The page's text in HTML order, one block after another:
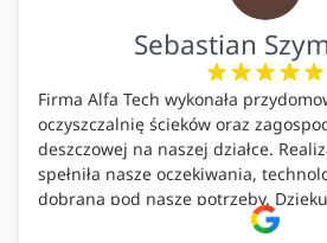
Sebastian
Firma Alfa Tech wykonała
oczyszczalnię ścieków oraz
deszczowej na naszej działce.
spełniła nasze oczekiwania,
dobrana pod nasze potrzeby.
wykonany montaż w świetnej